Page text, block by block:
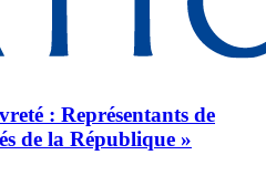
: Représentants de
de la République »